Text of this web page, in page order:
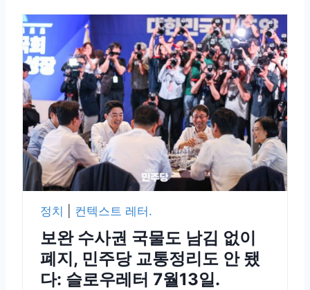
정치 컨텍스트 레터.
보완 수사권 국물도 남김 없이
폐지, 민주당 교통정리도 안 됐
다: 슬로우레터 7월13일.